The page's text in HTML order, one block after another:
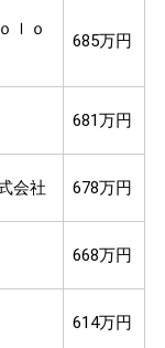
ｌｏ
685万円
681万円
会社 678万円
668万円
614万円